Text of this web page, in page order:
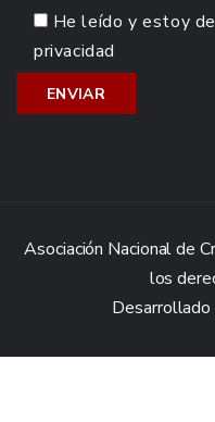
He leído y estoy
privacidad
Asociación Nacional de
los